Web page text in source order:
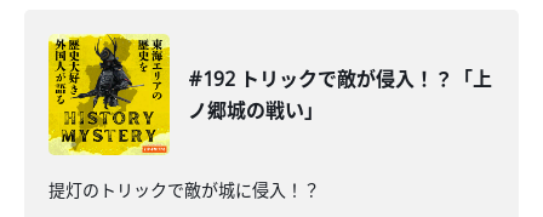
#192 トリックで敵が侵入！？「上
ノ郷城の戦い」
提灯のトリックで敵が城に侵入！？